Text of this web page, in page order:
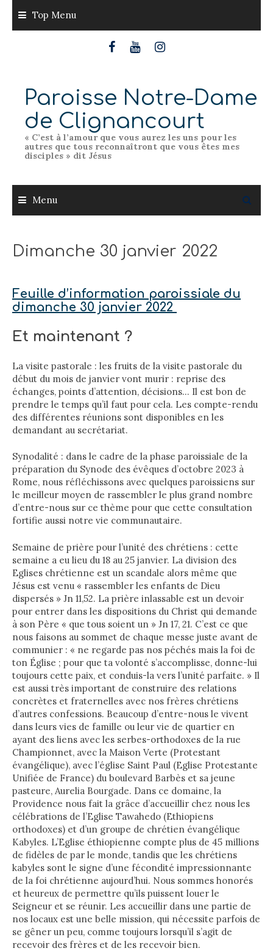
content
Top Menu
Paroisse Notre-Dame
de Clignancourt
« C’est à l’amour que vous aurez les uns pour les
autres que tous reconnaîtront que vous êtes mes
disciples » dit Jésus
Menu
Dimanche 30 janvier 2022
Feuille d’information paroissiale du
dimanche 30 janvier 2022
Et maintenant ?
La visite pastorale : les fruits de la visite pastorale du
début du mois de janvier vont murir : reprise des
échanges, points d’attention, décisions… Il est bon de
prendre le temps qu’il faut pour cela. Les compte-rendu
des différentes réunions sont disponibles en les
demandant au secrétariat.
Synodalité : dans le cadre de la phase paroissiale de la
préparation du Synode des évêques d’octobre 2023 à
Rome, nous réfléchissons avec quelques paroissiens sur
le meilleur moyen de rassembler le plus grand nombre
d’entre-nous sur ce thème pour que cette consultation
fortifie aussi notre vie communautaire.
Semaine de prière pour l’unité des chrétiens : cette
semaine a eu lieu du 18 au 25 janvier. La division des
Eglises chrétienne est un scandale alors même que
Jésus est venu « rassembler les enfants de Dieu
dispersés » Jn 11,52. La prière inlassable est un devoir
pour entrer dans les dispositions du Christ qui demande
à son Père « que tous soient un » Jn 17, 21. C’est ce que
nous faisons au sommet de chaque messe juste avant de
communier : « ne regarde pas nos péchés mais la foi de
ton Église ; pour que ta volonté s’accomplisse, donne-lui
toujours cette paix, et conduis-la vers l’unité parfaite. » Il
est aussi très important de construire des relations
concrètes et fraternelles avec nos frères chrétiens
d’autres confessions. Beaucoup d’entre-nous le vivent
dans leurs vies de famille ou leur vie de quartier en
ayant des liens avec les serbes-orthodoxes de la rue
Championnet, avec la Maison Verte (Protestant
évangélique), avec l’église Saint Paul (Eglise Protestante
Unifiée de France) du boulevard Barbès et sa jeune
pasteure, Aurelia Bourgade. Dans ce domaine, la
Providence nous fait la grâce d’accueillir chez nous les
célébrations de l’Eglise Tawahedo (Ethiopiens
orthodoxes) et d’un groupe de chrétien évangélique
Kabyles. L’Eglise éthiopienne compte plus de 45 millions
de fidèles de par le monde, tandis que les chrétiens
kabyles sont le signe d’une fécondité impressionnante
de la foi chrétienne aujourd’hui. Nous sommes honorés
et heureux de permettre qu’ils puissent louer le
Seigneur et se réunir. Les accueillir dans une partie de
nos locaux est une belle mission, qui nécessite parfois de
se gêner un peu, comme toujours lorsqu’il s’agit de
recevoir des frères et de les recevoir bien.